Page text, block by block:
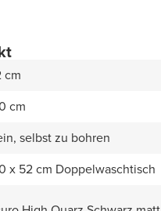
cm
cm
selbst zu bohren
x 52 cm Doppelwaschtisch